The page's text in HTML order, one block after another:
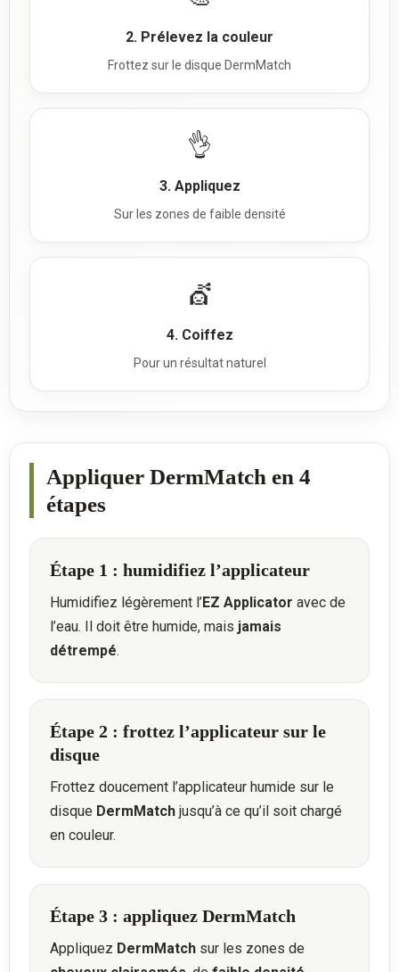
2. Prélevez la couleur
Frottez sur le disque DermMatch
👌
3. Appliquez
Sur les zones de faible densité
💇
4. Coiffez
Pour un résultat naturel
Appliquer DermMatch en 4
étapes
Étape 1 : humidifiez l’applicateur
Humidifiez légèrement l’EZ Applicator avec de
l’eau. Il doit être humide, mais jamais
détrempé.
Étape 2 : frottez l’applicateur sur le
disque
Frottez doucement l’applicateur humide sur le
disque DermMatch jusqu’à ce qu’il soit chargé
en couleur.
Étape 3 : appliquez DermMatch
Appliquez DermMatch sur les zones de